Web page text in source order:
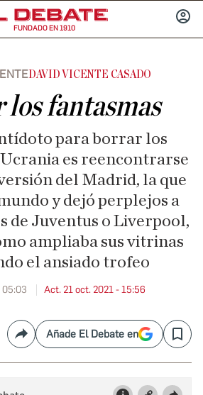
FUNDADO EN 1910
DAVID VICENTE CASADO
fantasmas
para borrar los
es reencontrarse
del Madrid, la que
y dejó perplejos a
de Juventus o Liverpool,
ampliaba sus vitrinas
el ansiado trofeo
05:03 Act. 21 oct. 2021 - 15:56
CompartirAñade El Debate en Save